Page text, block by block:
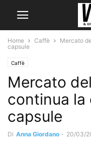
Home Caffè
Mercato
capsule
Caffè
Mercato
continua la
capsule
Di Anna Giordano - 20/03/